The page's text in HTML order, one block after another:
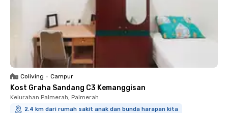
Coliving • Campur
Kost Graha Sandang C3 Kemanggisan
Kelurahan Palmerah, Palmerah
2.4 km dari rumah sakit anak dan bunda harapan kita